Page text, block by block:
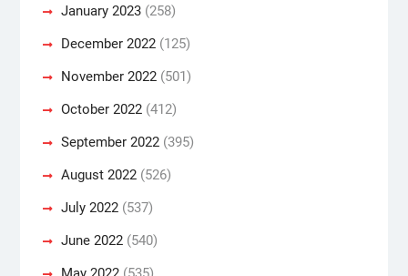
January 2023(258)
December 2022(125)
November 2022(501)
October 2022(412)
September 2022(395)
August 2022(526)
July 2022(537)
June 2022(540)